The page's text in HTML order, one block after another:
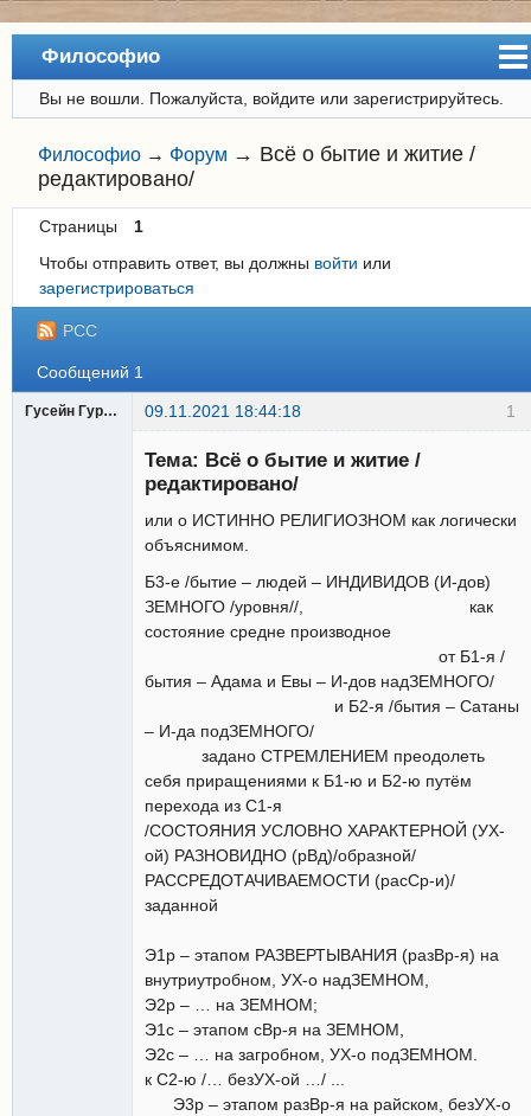
Философио
Сайт
Форум
Регистрация
Вход
Вы не вошли. Пожалуйста, войдите или зарегистрируйтесь.
Философио → Форум → Всё о бытие и житие /
редактировано/
Страницы
1
Чтобы отправить ответ, вы должны войти или
зарегистрироваться
РСС
Сообщений 1
1
Гусейн Гурбанов 09.11.2021 18:44:18
Тема: Всё о бытие и житие /
редактировано/
или о ИСТИННО РЕЛИГИОЗНОМ как логически
объяснимом.
Б3-е /бытие – людей – ИНДИВИДОВ (И-дов)
ЗЕМНОГО /уровня//, как
состояние средне производное
от Б1-я /
бытия – Адама и Евы – И-дов надЗЕМНОГО/
и Б2-я /бытия – Сатаны
– И-да подЗЕМНОГО/
задано СТРЕМЛЕНИЕМ преодолеть
себя приращениями к Б1-ю и Б2-ю путём
перехода из С1-я
/СОСТОЯНИЯ УСЛОВНО ХАРАКТЕРНОЙ (УХ-
ой) РАЗНОВИДНО (рВд)/образной/
РАССРЕДОТАЧИВАЕМОСТИ (расСр-и)/
заданной
Э1р – этапом РАЗВЕРТЫВАНИЯ (разВр-я) на
внутриутробном, УХ-о надЗЕМНОМ,
Э2р – … на ЗЕМНОМ;
Э1с – этапом сВр-я на ЗЕМНОМ,
Э2с – … на загробном, УХ-о подЗЕМНОМ.
к С2-ю /… безУХ-ой …/ ...
Э3р – этапом разВр-я на райском, безУХ-о